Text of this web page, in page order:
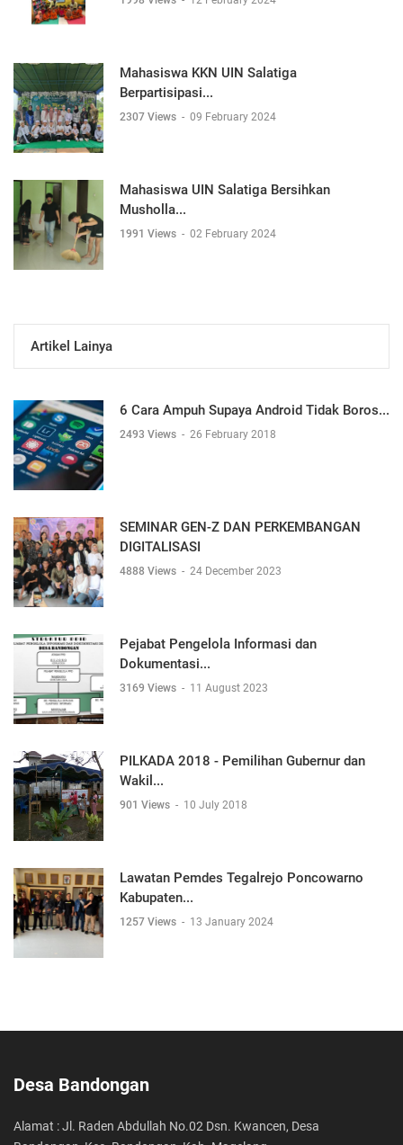
Mahasiswa KKN UIN Salatiga
Berpartisipasi...
2307 Views - 09 February 2024
Mahasiswa UIN Salatiga Bersihkan
Musholla...
1991 Views - 02 February 2024
Artikel Lainya
6 Cara Ampuh Supaya Android Tidak Boros...
2493 Views - 26 February 2018
SEMINAR GEN-Z DAN PERKEMBANGAN
DIGITALISASI
4888 Views - 24 December 2023
Pejabat Pengelola Informasi dan
Dokumentasi...
3169 Views - 11 August 2023
PILKADA 2018 - Pemilihan Gubernur dan
Wakil...
901 Views - 10 July 2018
Lawatan Pemdes Tegalrejo Poncowarno
Kabupaten...
1257 Views - 13 January 2024
Desa Bandongan
Alamat : Jl. Raden Abdullah No.02 Dsn. Kwancen, Desa